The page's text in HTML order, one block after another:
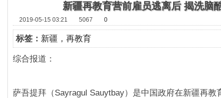
新疆再教育营前雇员逃离后 揭洗脑
2019-05-15 03:21 5067 0
标签： 新疆，再教育
综合报道：
萨吾提拜（Sayragul Sauytbay）是中国政府在新疆再教